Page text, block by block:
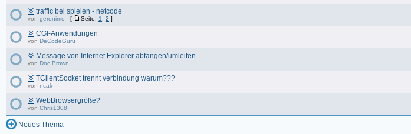
traffic bei spielen - netcode
von geronimo [ Seite: 1 2 ]
CGI-Anwendungen
von DeCodeGuru
Message von Internet Explorer abfangen/umleiten
von Doc Brown
TClientSocket trennt verbindung warum???
von ncak
WebBrowsergröße?
von Chris1308
Neues Thema